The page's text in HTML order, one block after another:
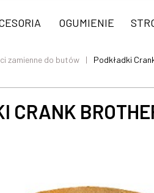
OGUMIENIE
zamienne do butów Podkładki
CRANK